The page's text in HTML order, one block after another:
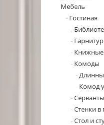
Мебель
Гостиная
Комоды
Комод
Стенки в
Стол и